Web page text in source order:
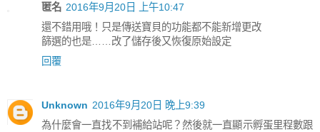
匿名 2016年9月20日 上午10:47
還不錯用哦！只是傳送寶貝的功能都不能新增更改
篩選的也是……改了儲存後又恢復原始設定
回覆
Unknown 2016年9月20日 晚上9:39
為什麼會一直找不到補給站呢？然後就一直顯示孵蛋里程數跟